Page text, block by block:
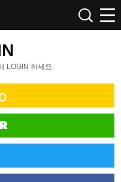
LOGIN 하세요.